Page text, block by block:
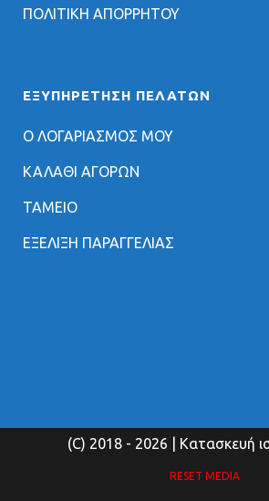
ΠΟΛΙΤΙΚΗ ΑΠΟΡΡΗΤΟΥ
ΕΞΥΠΗΡΈΤΗΣΗ ΠΕΛΑΤΏΝ
Ο ΛΟΓΑΡΙΑΣΜΟΣ ΜΟΥ
ΚΑΛΑΘΙ ΑΓΟΡΩΝ
ΤΑΜΕΙΟ
ΕΞΕΛΙΞΗ ΠΑΡΑΓΓΕΛΙΑΣ
(C) 2018 - 2026 | Κατασκευή
RESET MEDIA